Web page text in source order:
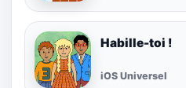
Habille-toi !
iOS Universel